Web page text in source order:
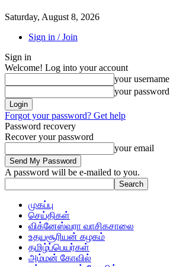
Saturday, August 8, 2026
Sign in / Join
Sign in
Welcome! Log into your account
your username
your password
Forgot your password? Get help
Password recovery
Recover your password
your email
A password will be e-mailed to you.
முகப்பு
செய்திகள்
விக்னேஸ்வரா வாசிகசாலை
உதயசூரியன் கழகம்
தமிழ்ப்பெயர்கள்
அம்மன் கோவில்